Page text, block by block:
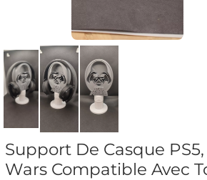
Support De Casque
Wars Compatible Avec